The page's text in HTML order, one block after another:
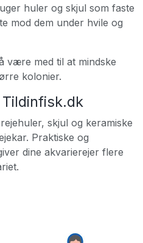
huler og skjul som faste
mod dem under hvile og
være med til at mindske
kolonier.
skjul og keramiske
Praktiske og
dine akvarierejer flere